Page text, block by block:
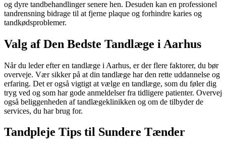
og dyre tandbehandlinger senere hen. Desuden kan en professionel
tandrensning bidrage til at fjerne plaque og forhindre karies og
tandkødsproblemer.
Valg af Den Bedste Tandlæge i Aarhus
Når du leder efter en tandlæge i Aarhus, er der flere faktorer, du bør
overveje. Vær sikker på at din tandlæge har den rette uddannelse og
erfaring. Det er også vigtigt at vælge en tandlæge, som du føler dig
tryg ved og som har gode anmeldelser fra tidligere patienter. Overvej
også beliggenheden af tandlægeklinikken og om de tilbyder de
services, du har brug for.
Tandpleje Tips til Sundere Tænder